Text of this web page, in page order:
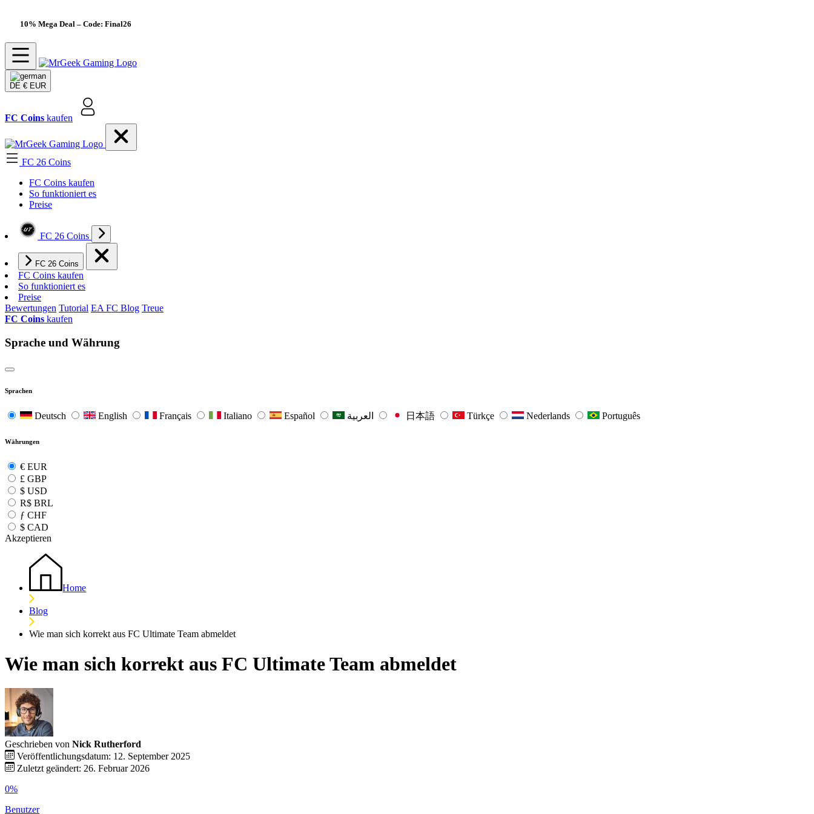
10% Mega Deal – Code: Final26
DE € EUR
FC Coins kaufen
FC 26 Coins
FC Coins kaufen
So funktioniert es
Preise
FC 26 Coins
FC 26 Coins
FC Coins kaufen
So funktioniert es
Preise
Bewertungen Tutorial EA FC Blog Treue
FC Coins kaufen
Sprache und Währung
Sprachen
Deutsch English Français Italiano Español 日本語 Türkçe Nederlands Português
Währungen
€ EUR
£ GBP
$ USD
R$ BRL
ƒ CHF
$ CAD
Akzeptieren
Home
Blog
Wie man sich korrekt aus FC Ultimate Team abmeldet
Wie man sich korrekt aus FC Ultimate Team abmeldet
Geschrieben von Nick Rutherford
Veröffentlichungsdatum: 12. September 2025
Zuletzt geändert: 26. Februar 2026
0%
Benutzer